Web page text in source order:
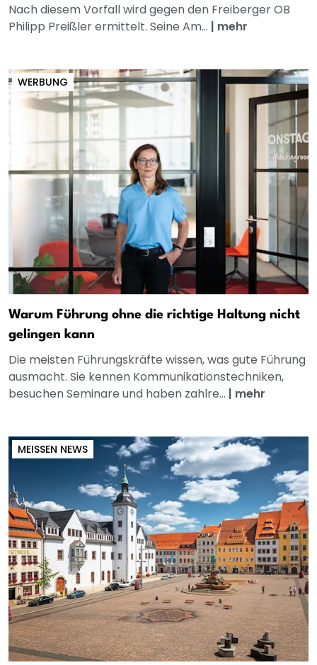
Nach diesem Vorfall wird gegen den Freiberger OB
Philipp Preißler ermittelt. Seine Am... | mehr
WERBUNG
Warum Führung ohne die richtige Haltung nicht
gelingen kann
Die meisten Führungskräfte wissen, was gute Führung
ausmacht. Sie kennen Kommunikationstechniken,
besuchen Seminare und haben zahlre... | mehr
MEISSEN NEWS